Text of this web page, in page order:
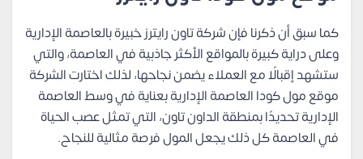
كما سبق أن ذكرنا فإن شركة تاون رايترز خبيرة بالعاصمة الإدارية
وعلى دراية كبيرة بالمواقع الأكثر جاذبية في العاصمة، والتي
ستشهد إقبالًا مع العملاء يضمن نجاحها، لذلك اختارت الشركة
موقع مول كودا العاصمة الإدارية بعناية في وسط العاصمة
الإدارية تحديدًا بمنطقة الداون تاون، التي تمثل عصب الحياة
في العاصمة كل ذلك يجعل المول فرصة مثالية للنجاح.